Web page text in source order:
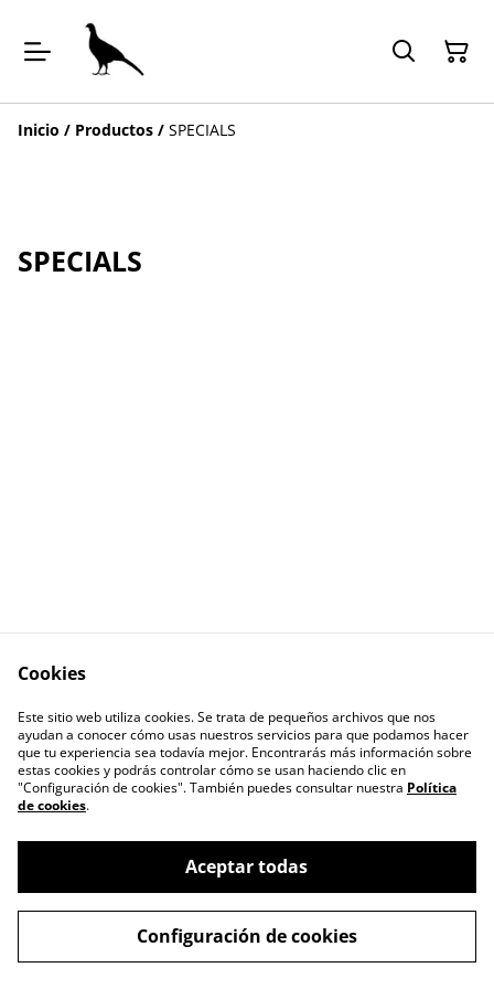
Inicio / Productos / SPECIALS
SPECIALS
Términos legales
Política de Privacidad
Política de cookies
Contacto
©2026JACUAÇU - La pava negra
powered by
Cookies
Este sitio web utiliza cookies. Se trata de pequeños archivos que nos
ayudan a conocer cómo usas nuestros servicios para que podamos hacer
que tu experiencia sea todavía mejor. Encontrarás más información sobre
estas cookies y podrás controlar cómo se usan haciendo clic en
"Configuración de cookies". También puedes consultar nuestra Política
de cookies.
Aceptar todas
Configuración de cookies